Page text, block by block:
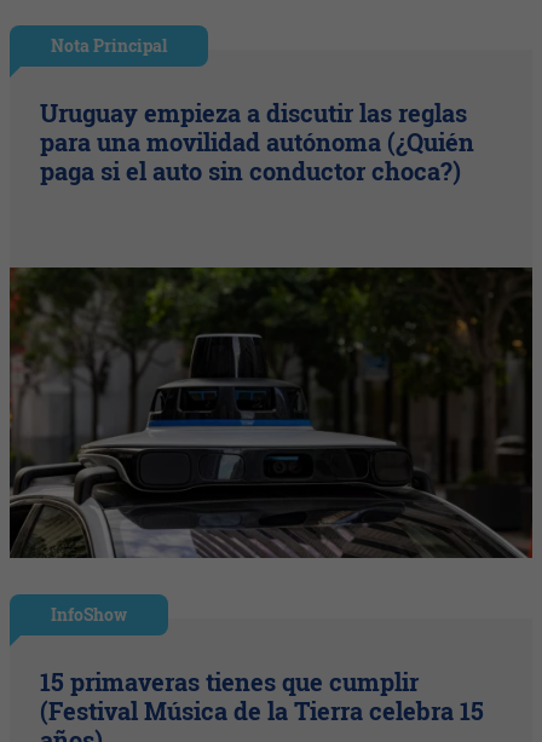
Nota Principal
Uruguay empieza a discutir las reglas
para una movilidad autónoma (¿Quién
paga si el auto sin conductor choca?)
InfoShow
15 primaveras tienes que cumplir
(Festival Música de la Tierra celebra 15